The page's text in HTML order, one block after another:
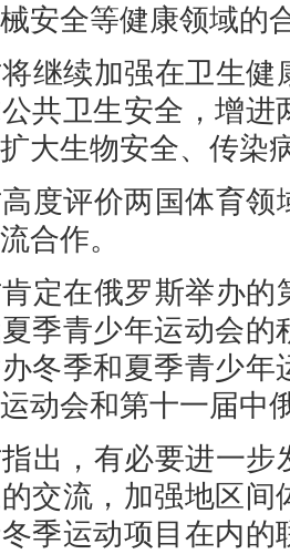
安全等健康领域的
继续加强在卫生健
共卫生安全，增
大生物安全、传染
度评价两国体育领
合作。
定在俄罗斯举办的
季青少年运动会
冬季和夏季青少
动会和第十一届中
出，有必要进一步
交流，加强地区
季运动项目在内